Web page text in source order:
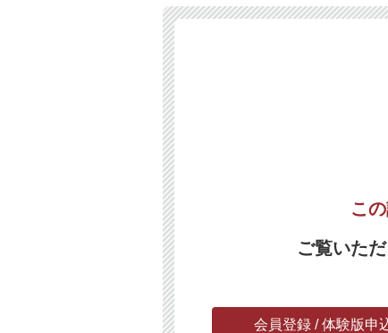
こ
ご覧いた
会員登録 / 体験版申